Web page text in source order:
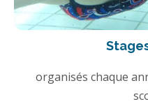
organisés chaque